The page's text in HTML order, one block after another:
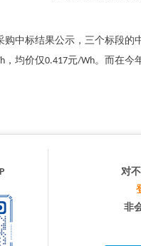
中标结果公示，三个标段的
，均价仅0.417元/Wh。而在
对
非